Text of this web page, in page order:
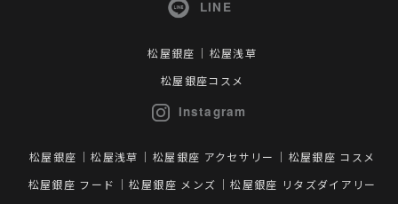
LINE
松屋銀座
松屋浅草
松屋銀座コスメ
Instagram
松屋銀座 松屋浅草 松屋銀座 アクセサリー
松屋銀座 コスメ
松屋銀座 フード
松屋銀座 メンズ 松屋銀座 リタズダイアリー